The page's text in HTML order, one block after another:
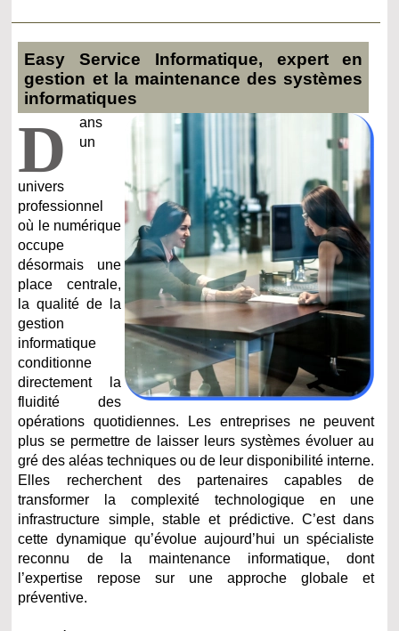
Easy Service Informatique, expert en
gestion et la maintenance des systèmes
informatiques
D
ans
un
univers
professionnel
où le numérique
occupe
désormais une
place centrale,
la qualité de la
gestion
informatique
conditionne
directement la
fluidité des
opérations quotidiennes. Les entreprises ne peuvent
plus se permettre de laisser leurs systèmes évoluer au
gré des aléas techniques ou de leur disponibilité interne.
Elles recherchent des partenaires capables de
transformer la complexité technologique en une
infrastructure simple, stable et prédictive. C’est dans
cette dynamique qu’évolue aujourd’hui un spécialiste
reconnu de la maintenance informatique, dont
l’expertise repose sur une approche globale et
préventive.